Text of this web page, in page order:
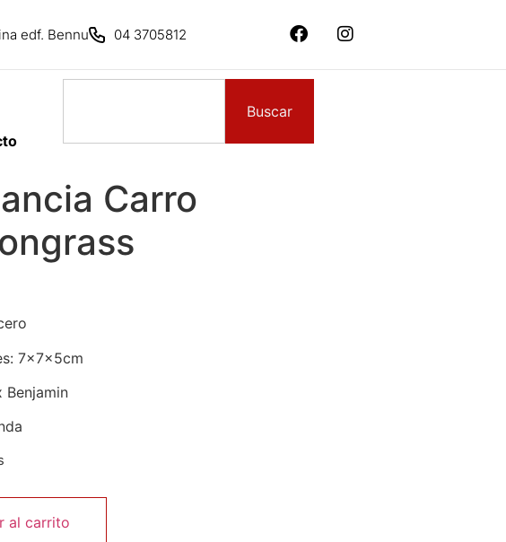
edf. Bennu 04 3705812
Buscar
Carro
7×7×5cm
Benjamin
al carrito